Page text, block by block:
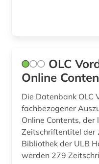
OLC
Online
Die Datenbank OLC
fachbezogener
Online Contents,
Zeitschriftentitel der
Bibliothek der ULB
werden 279